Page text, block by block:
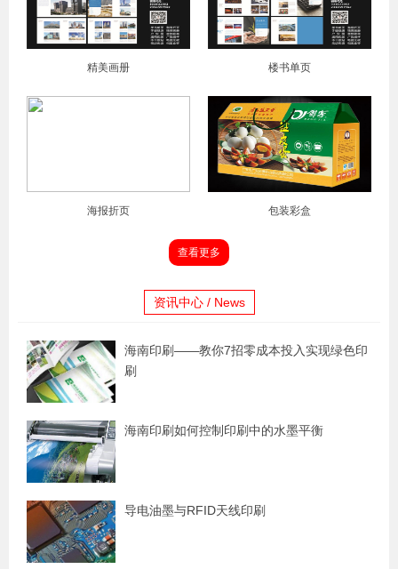
精美画册 楼书单页
海报折页 包装彩盒
查看更多
资讯中心 / News
海南印刷——教你7招零成本投入实现绿色印
刷
海南印刷如何控制印刷中的水墨平衡
导电油墨与RFID天线印刷